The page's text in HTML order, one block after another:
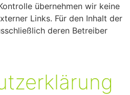
übernehmen wir keine
Links. Für den Inhalt der
deren Betreiber